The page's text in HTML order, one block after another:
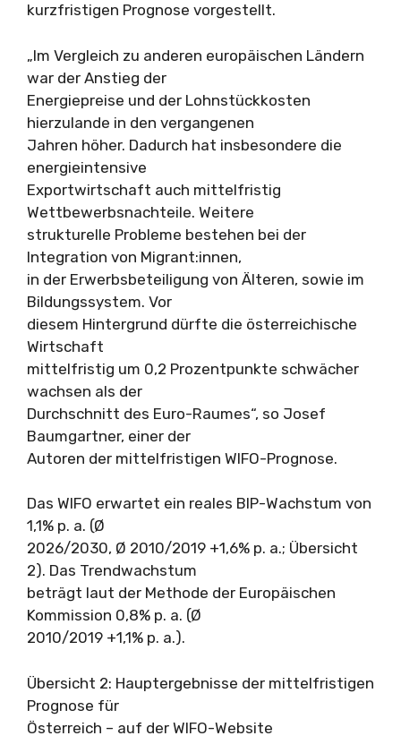
kurzfristigen Prognose vorgestellt.
„Im Vergleich zu anderen europäischen Ländern
war der Anstieg der
Energiepreise und der Lohnstückkosten
hierzulande in den vergangenen
Jahren höher. Dadurch hat insbesondere die
energieintensive
Exportwirtschaft auch mittelfristig
Wettbewerbsnachteile. Weitere
strukturelle Probleme bestehen bei der
Integration von Migrant:innen,
in der Erwerbsbeteiligung von Älteren, sowie im
Bildungssystem. Vor
diesem Hintergrund dürfte die österreichische
Wirtschaft
mittelfristig um 0,2 Prozentpunkte schwächer
wachsen als der
Durchschnitt des Euro-Raumes“, so Josef
Baumgartner, einer der
Autoren der mittelfristigen WIFO-Prognose.
Das WIFO erwartet ein reales BIP-Wachstum von
1,1% p. a. (Ø
2026/2030, Ø 2010/2019 +1,6% p. a.; Übersicht
2). Das Trendwachstum
beträgt laut der Methode der Europäischen
Kommission 0,8% p. a. (Ø
2010/2019 +1,1% p. a.).
Übersicht 2: Hauptergebnisse der mittelfristigen
Prognose für
Österreich – auf der WIFO-Website